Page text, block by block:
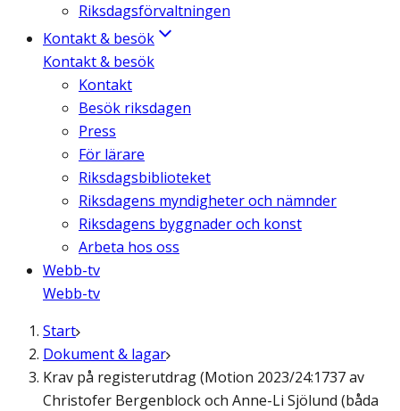
Riksdagsförvaltningen
Kontakt & besök
Kontakt & besök
Kontakt
Besök riksdagen
Press
För lärare
Riksdagsbiblioteket
Riksdagens myndigheter och nämnder
Riksdagens byggnader och konst
Arbeta hos oss
Webb-tv
Webb-tv
Start
Dokument & lagar
Krav på registerutdrag (Motion 2023/24:1737 av
Christofer Bergenblock och Anne-Li Sjölund (båda